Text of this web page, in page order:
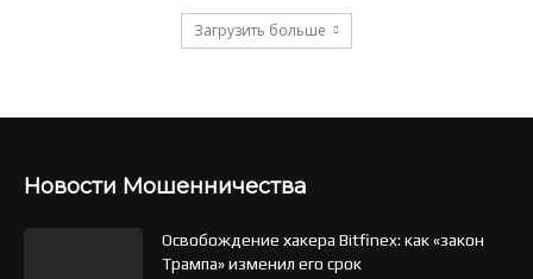
Загрузить больше
Новости Мошенничества
Освобождение хакера Bitfinex: как «закон
Трампа» изменил его срок